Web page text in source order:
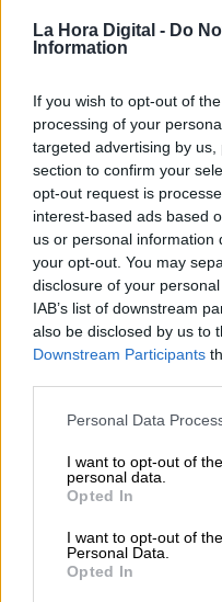
La Hora Digital - Do
Information
If you wish to opt-out of
processing of your
targeted advertising by
section to confirm your
opt-out request is
interest-based ads based
us or personal information
your opt-out. You may
disclosure of your
IAB’s list of downstream
also be disclosed by us to
Downstream Participants
Personal Data
I want to opt-out of
personal data.
Opted In
I want to opt-out of
Personal Data.
Opted In
Un Nuevo Orden
en Construcción
Por Carlos
Clara
mi pesadilla
Por María Pérez Herrero